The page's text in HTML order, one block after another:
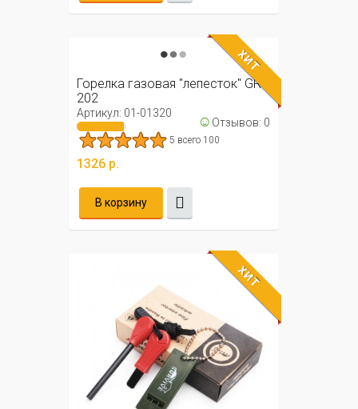
ХИТ
Горелка газовая "лепесток" GR-
202
Артикул: 01-01320 ☺ Отзывов: 0
5 всего 100
1326 р.
В корзину
ХИТ